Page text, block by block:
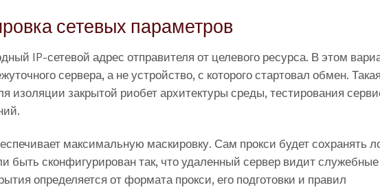
сетевых параметров
IP-сетевой адрес отправителя от целевого ресурса. В этом
сервера, а не устройство, с которого стартовал обмен. Такая
изоляции закрытой риобет архитектуры среды, тестирования
максимальную маскировку. Сам прокси будет сохранять
быть сконфигурирован так, что удаленный сервер видит служебные
определяется от формата прокси, его подготовки и правил